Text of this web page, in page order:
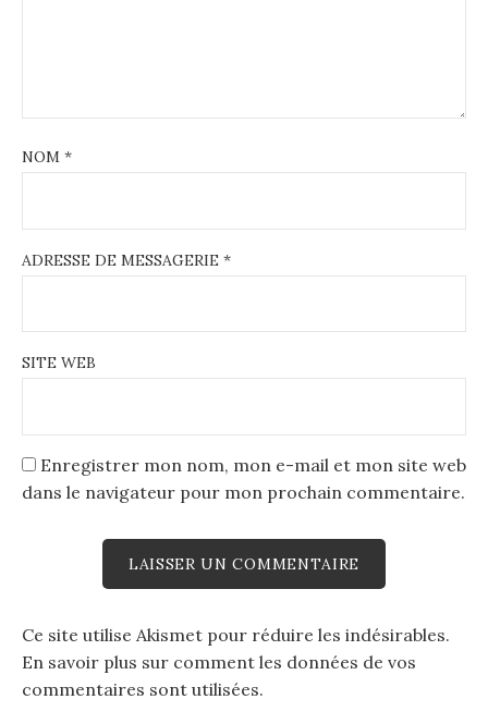
NOM *
ADRESSE DE MESSAGERIE *
SITE WEB
Enregistrer mon nom, mon e-mail et mon site web
dans le navigateur pour mon prochain commentaire.
Ce site utilise Akismet pour réduire les indésirables.
En savoir plus sur comment les données de vos
commentaires sont utilisées.